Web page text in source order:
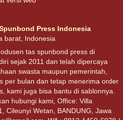
Press Indonesia
barat, Indonesia
tas spunbond press di
sejak 2011 dan telah dipercaya
swasta maupun pemerintah,
per bulan dan tetap menerima order
kami juga bisa bantu di sablonnya.
hubungi kami, Office: Villa
Cileunyi Wetan, BANDUNG, Jawa